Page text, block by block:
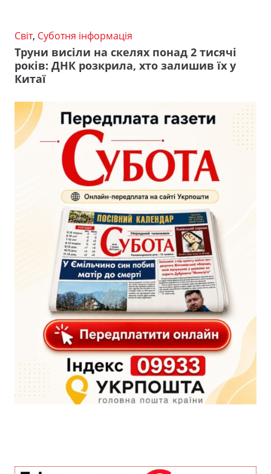
Світ, Суботня інформація
Труни висіли на скелях понад 2 тисячі
років: ДНК розкрила, хто залишив їх у
Китаї